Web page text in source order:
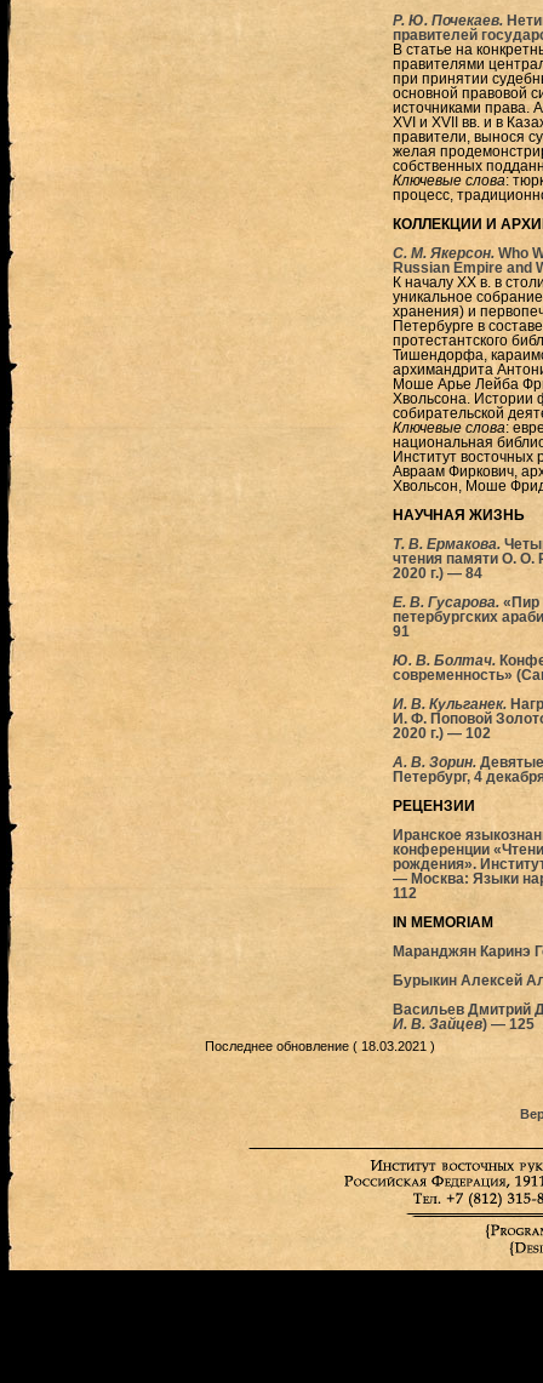
Р. Ю. Почекаев.
правителей
В статье на
правителями
при принятии
основной правовой
источниками права.
XVI и XVII вв. и в
правители, вынося
желая
собственных
Ключевые слова:
процесс,
КОЛЛЕКЦИИ И
С. М. Якерсон. Who
Russian Empire and
К началу XX в. в
уникальное
хранения) и
Петербурге в
протестантского
Тишендорфа,
архимандрита
Моше Арье Лейба
Хвольсона. Истории
собирательской
Ключевые слова:
национальная
Институт
Авраам Фиркович,
Хвольсон, Моше
НАУЧНАЯ ЖИЗНЬ
Т. В. Ермакова.
чтения памяти О. О.
2020 г.) — 84
Е. В. Гусарова. «Пир
петербургских
91
Ю. В. Болтач.
современность»
И. В. Кульганек.
И. Ф. Поповой
2020 г.) — 102
А. В. Зорин. Девятые
Петербург, 4
РЕЦЕНЗИИ
Иранское
конференции
рождения».
— Москва: Языки
112
IN MEMORIAM
Маранджян Каринэ
Бурыкин Алексей
Васильев Дмитрий
И. В. Зайцев) — 125
Последнее обновление ( 18.03.2021 )